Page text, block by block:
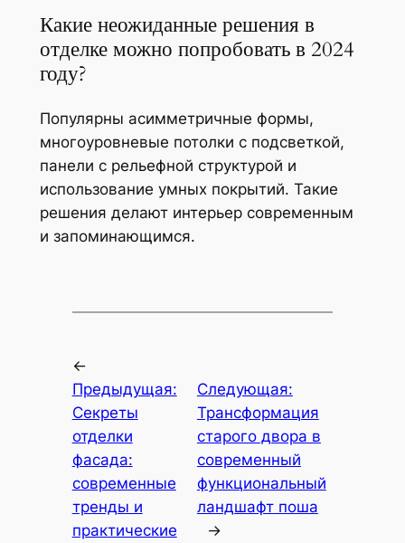
Какие неожиданные решения в
отделке можно попробовать в 2024
году?
Популярны асимметричные формы,
многоуровневые потолки с подсветкой,
панели с рельефной структурой и
использование умных покрытий. Такие
решения делают интерьер современным
и запоминающимся.
←
Предыдущая:
Секреты
отделки
фасада:
современные
тренды и
практические
Следующая:
Трансформация
старого двора в
современный
функциональный
ландшафт поша
→